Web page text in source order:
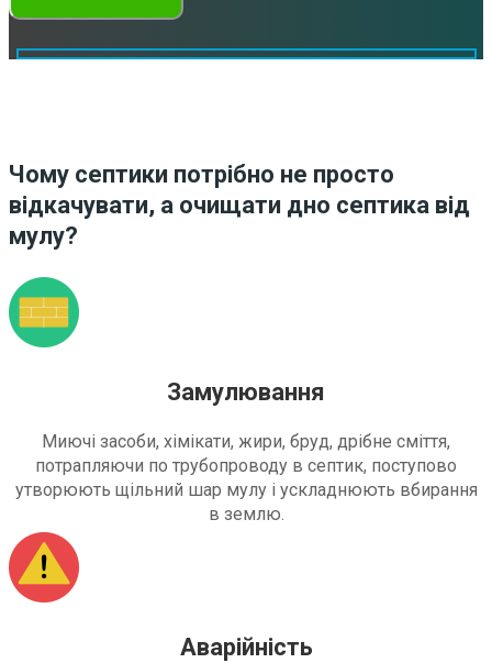
Чому септики потрібно не просто
відкачувати, а очищати дно септика від
мулу?
Замулювання
Миючі засоби, хімікати, жири, бруд, дрібне сміття,
потрапляючи по трубопроводу в септик, поступово
утворюють щільний шар мулу і ускладнюють вбирання
в землю.
Аварійність